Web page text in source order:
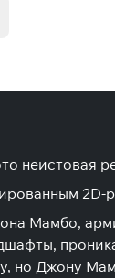
неистовая
2D-
Мамбо,
но Джону